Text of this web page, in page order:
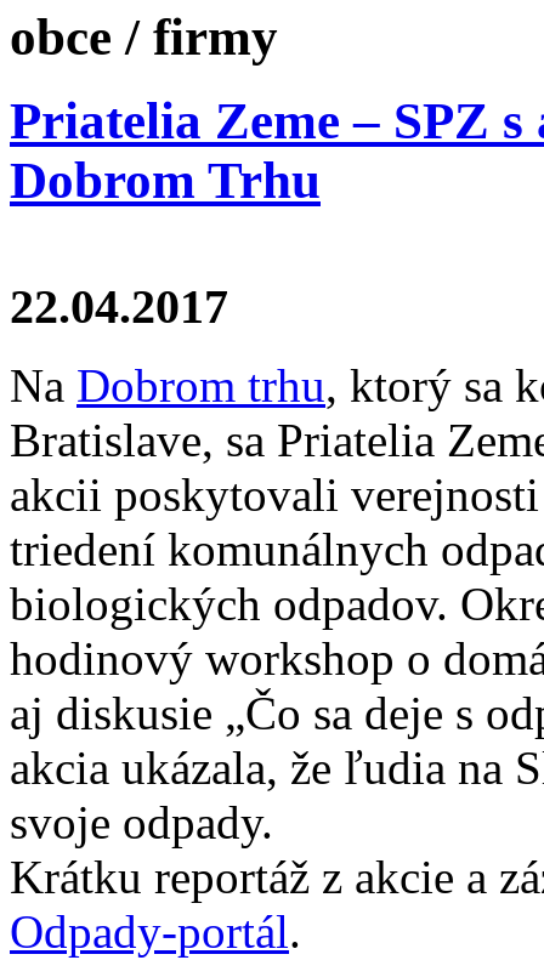
obce / firmy
Priatelia Zeme – SPZ
Dobrom Trhu
22.04.2017
Na Dobrom trhu, ktorý sa
Bratislave, sa Priatelia
akcii poskytovali
triedení komunálnych
biologických odpadov.
hodinový workshop o
aj diskusie „Čo sa deje s
akcia ukázala, že ľudia na
svoje odpady.
Krátku reportáž z akcie a
Odpady-portál.